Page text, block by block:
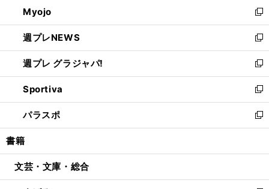
く
で
開
く
ド
ウ
で
開
く
ィ
ン
ド
ウ
で
開
く
Myojo
新
し
い
ウ
ィ
ン
ド
ウ
で
開
週プレNEWS
新
し
い
ウ
ィ
ン
ド
ウ
開
週プレ グラジャパ!
新
し
い
ウ
ィ
ン
ウ
開
Sportiva
新
し
い
ウ
ン
ウ
パラスポ
新
し
ウ
ン
書籍
文芸・文庫・総合